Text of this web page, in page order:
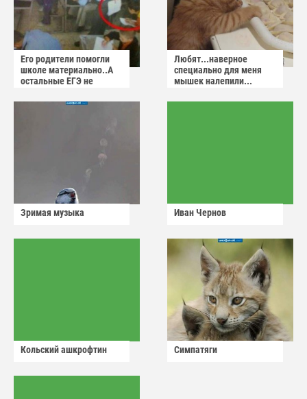
Его родители помогли
школе материально..А
остальные ЕГЭ не
Любят...наверное
специально для меня
мышек налепили...
Зримая музыка Иван Чернов
Кольский ашкрофтин Симпатяги